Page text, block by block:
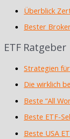
Überblick
Bester
ETF Ratgeber
Strategien
Die wirklich
Beste “All
Beste ETF-
Beste USA